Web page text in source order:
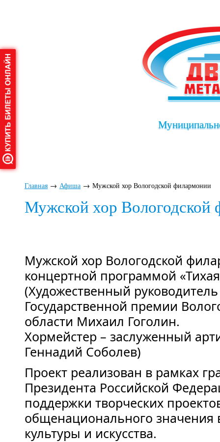
Главная → Афиша → Мужской хор Вологодской филармонии
Мужской хор Вологодской
Мужской хор Вологодской
концертной программой
(Художественный
Государственной премии
области Михаил Гоголин.
Хормейстер – заслуженный
Геннадий Соболев)
Проект реализован в рамках
Президента Российской
поддержки творческих
общенационального значения
культуры и искусства.